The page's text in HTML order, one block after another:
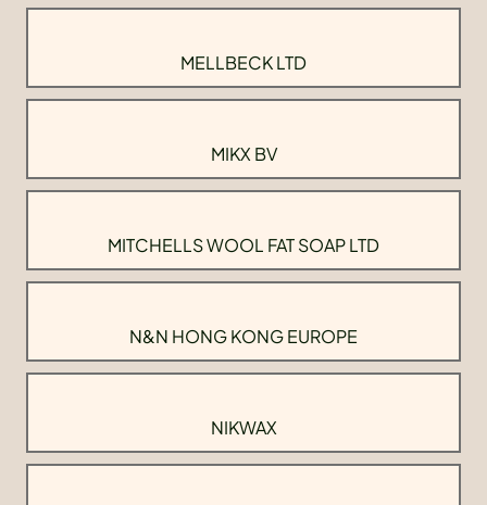
MELLBECK LTD
MIKX BV
MITCHELLS WOOL FAT SOAP LTD
N&N HONG KONG EUROPE
NIKWAX